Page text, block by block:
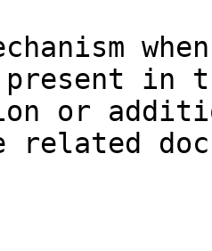
in
or